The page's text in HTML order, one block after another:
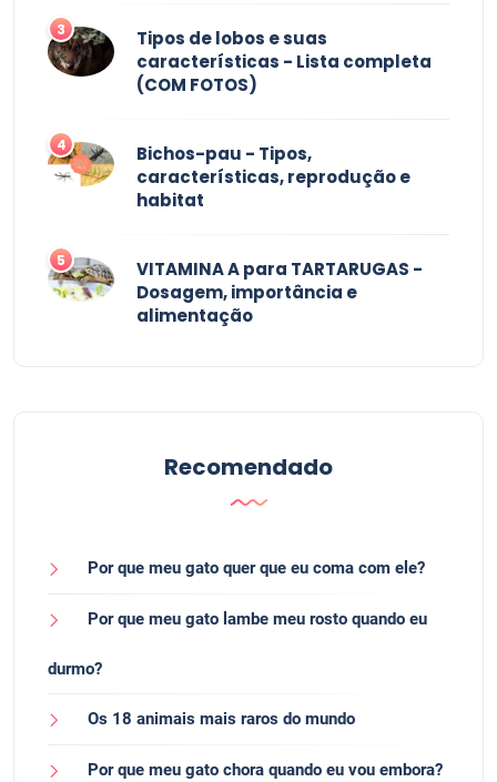
3
Tipos de lobos e suas
características - Lista completa
(COM FOTOS)
4
Bichos-pau - Tipos,
características, reprodução e
habitat
5
VITAMINA A para TARTARUGAS -
Dosagem, importância e
alimentação
Recomendado
Por que meu gato quer que eu coma com ele?
Por que meu gato lambe meu rosto quando eu
durmo?
Os 18 animais mais raros do mundo
Por que meu gato chora quando eu vou embora?